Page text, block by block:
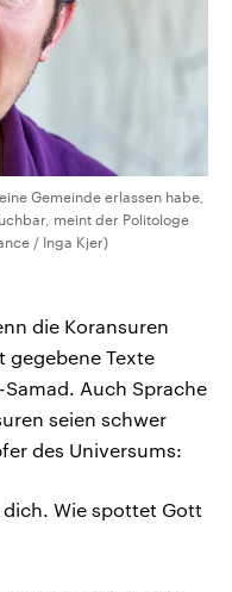
Gemeinde erlassen habe,
meint der Politologe
/ Inga Kjer)
die Koransuren
gegebene Texte
Auch Sprache
seien schwer
des Universums:
Wie spottet Gott